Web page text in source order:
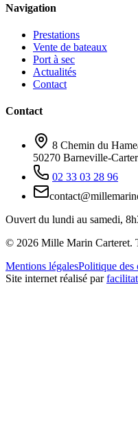
Navigation
Prestations
Vente de bateaux
Port à sec
Actualités
Contact
Contact
8 Chemin du
50270 Barneville-
02 33 03 28 96
Ouvert du lundi au samedi,
© 2026 Mille Marin Carteret.
Mentions légalesPolitique des
Site internet réalisé par